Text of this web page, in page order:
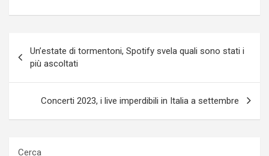
articoli
Un’estate di tormentoni, Spotify svela quali sono stati i
più ascoltati
Concerti 2023, i live imperdibili in Italia a settembre
Cerca